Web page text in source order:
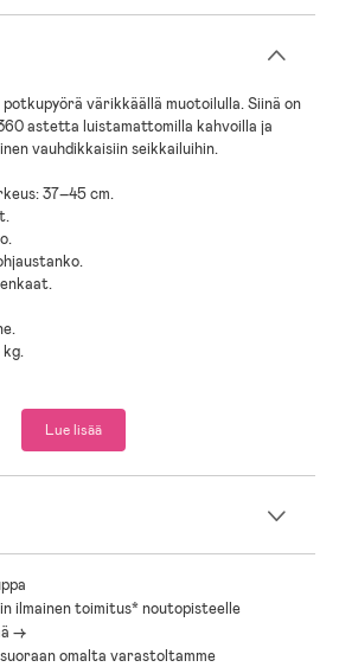
värikkäällä muotoilulla. Siinä on
astetta luistamattomilla kahvoilla ja
vauhdikkaisiin seikkailuihin.
37–45 cm.
kg.
Lue lisää
ilmainen toimitus* noutopisteelle
->
omalta varastoltamme